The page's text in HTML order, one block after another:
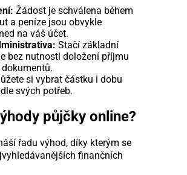
Žádost je schválena během
a peníze jsou obvykle
na váš účet.
Stačí základní
bez nutnosti doložení příjmu
si vybrat částku i dobu
svých potřeb.
půjčky online?
řadu výhod, díky kterým se
finančních